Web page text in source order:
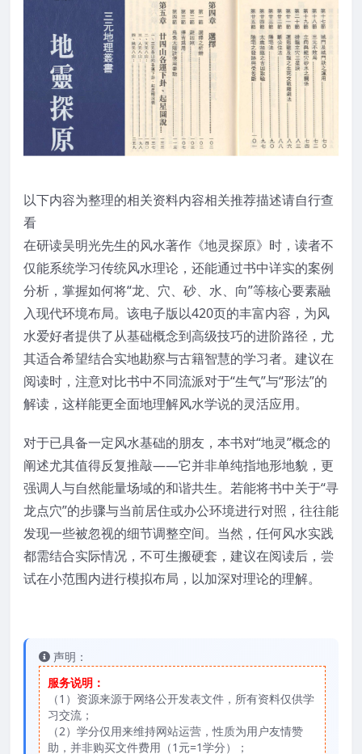
以下内容为整理的相关资料内容相关推荐描述请自行查
看
在研读吴明光先生的风水著作《地灵探原》时，读者不
仅能系统学习传统风水理论，还能通过书中详实的案例
分析，掌握如何将“龙、穴、砂、水、向”等核心要素融
入现代环境布局。该电子版以420页的丰富内容，为风
水爱好者提供了从基础概念到高级技巧的进阶路径，尤
其适合希望结合实地勘察与古籍智慧的学习者。建议在
阅读时，注意对比书中不同流派对于“生气”与“形法”的
解读，这样能更全面地理解风水学说的灵活应用。
对于已具备一定风水基础的朋友，本书对“地灵”概念的
阐述尤其值得反复推敲——它并非单纯指地形地貌，更
强调人与自然能量场域的和谐共生。若能将书中关于“寻
龙点穴”的步骤与当前居住或办公环境进行对照，往往能
发现一些被忽视的细节调整空间。当然，任何风水实践
都需结合实际情况，不可生搬硬套，建议在阅读后，尝
试在小范围内进行模拟布局，以加深对理论的理解。
声明：
服务说明：
（1）资源来源于网络公开发表文件，所有资料仅供学
习交流；
（2）学分仅用来维持网站运营，性质为用户友情赞
助，并非购买文件费用（1元=1学分）；